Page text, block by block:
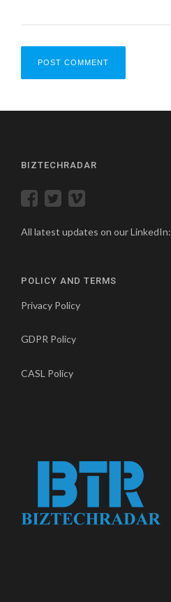
BIZTECHRADAR
All latest updates on our LinkedIn:
POLICY AND TERMS
Privacy Policy
GDPR Policy
CASL Policy